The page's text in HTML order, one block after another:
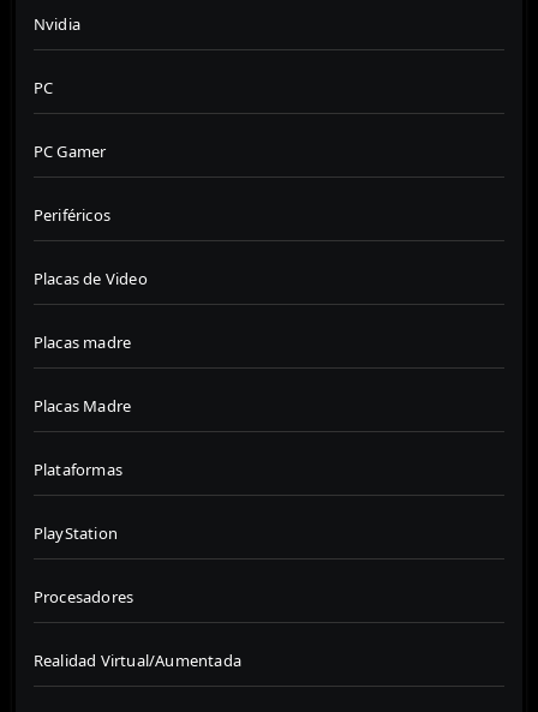
Nvidia
PC
PC Gamer
Periféricos
Placas de Video
Placas madre
Placas Madre
Plataformas
PlayStation
Procesadores
Realidad Virtual/Aumentada